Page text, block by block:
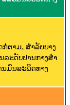
ຕາມ, ສໍາລັບບາງ
ະດັບປານກາງສໍາ
ມົນລະພິດທາງ